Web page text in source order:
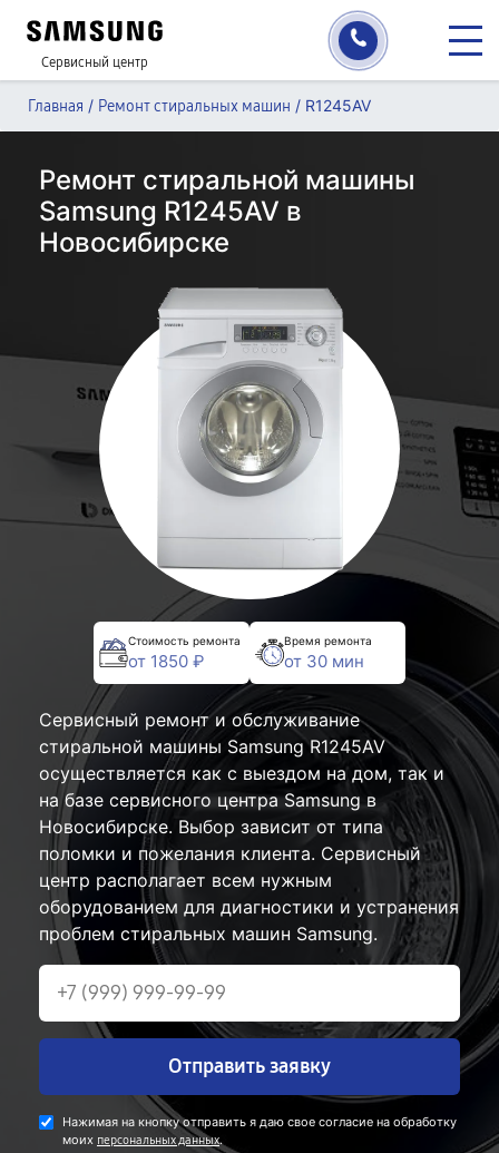
Сервисный центр
Главная / Ремонт стиральных машин / R1245AV
Ремонт стиральной машины
Samsung R1245AV в
Новосибирске
Стоимость ремонта
от 1850 ₽
Время ремонта
от 30 мин
Сервисный ремонт и обслуживание
стиральной машины Samsung R1245AV
осуществляется как с выездом на дом, так и
на базе сервисного центра Samsung в
Новосибирске. Выбор зависит от типа
поломки и пожелания клиента. Сервисный
центр располагает всем нужным
оборудованием для диагностики и устранения
проблем стиральных машин Samsung.
Отправить заявку
Нажимая на кнопку отправить я даю свое согласие на обработку
моих персональных данных.